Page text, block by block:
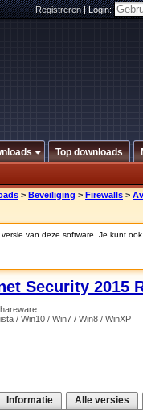
Registreren|Login:
Top downloads
> Beveiliging > Firewalls >
van deze software. Je kunt
Security 2015
/ Win10 / Win7 / Win8 / WinXP
Informatie Alle versies